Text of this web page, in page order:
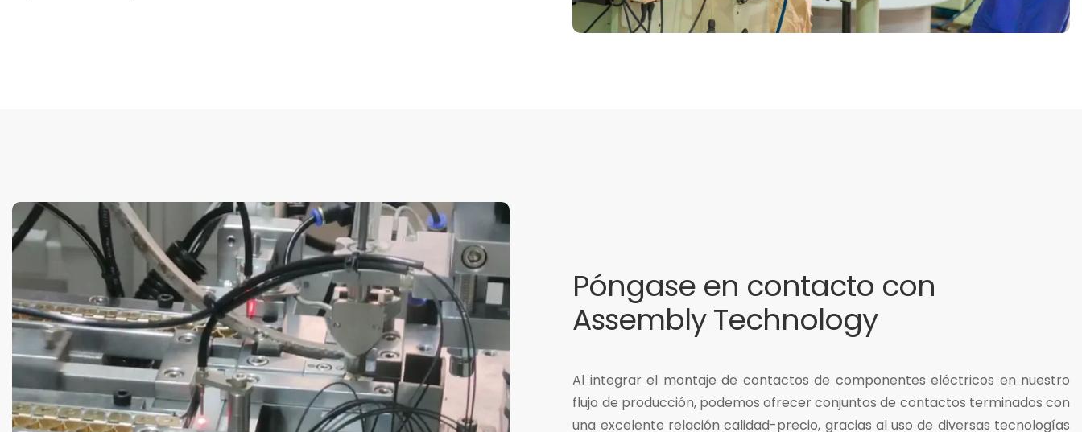
Póngase en contacto con
Assembly Technology
Al integrar el montaje de contactos de componentes eléctricos en nuestro
flujo de producción, podemos ofrecer conjuntos de contactos terminados con
una excelente relación calidad-precio, gracias al uso de diversas tecnologías